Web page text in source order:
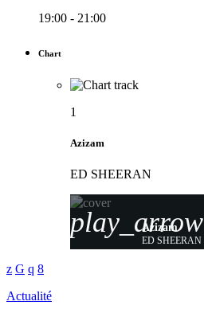
19:00 - 21:00
Chart
1
Azizam
ED SHEERAN
play_arrow
Azizam
ED SHEERAN
Actualité